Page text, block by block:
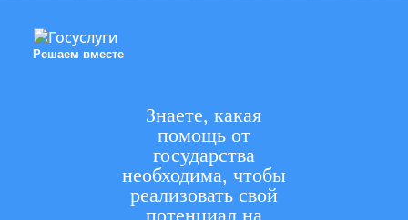
Решаем вместе
Знаете, какая
помощь от
государства
необходима, чтобы
реализовать свой
потенциал на